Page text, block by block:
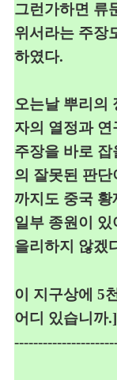
그런가하면 류
위서라는 주장
하였다.
오는날 뿌리의
자의 열정과 연
주장을 바로
의 잘못된 판
까지도 중국
일부 종원이
을리하지 않겠
이 지구상에 5
어디 있습니까.]